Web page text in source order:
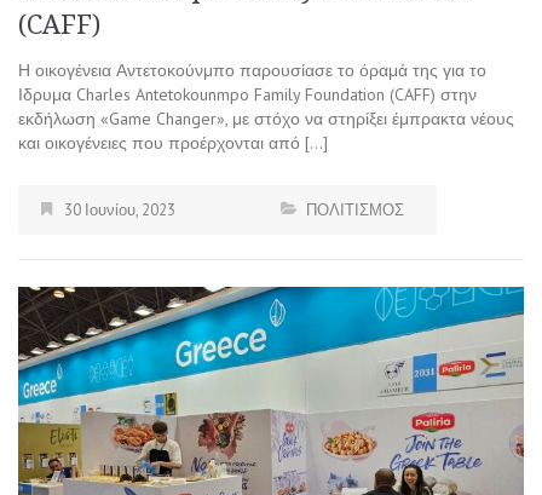
(CAFF)
Η οικογένεια Αντετοκούνμπο παρουσίασε το όραμά της για το
Ιδρυμα Charles Antetokounmpo Family Foundation (CAFF) στην
εκδήλωση «Game Changer», με στόχο να στηρίξει έμπρακτα νέους
και οικογένειες που προέρχονται από […]
30 Ιουνίου, 2023 ΠΟΛΙΤΙΣΜΟΣ